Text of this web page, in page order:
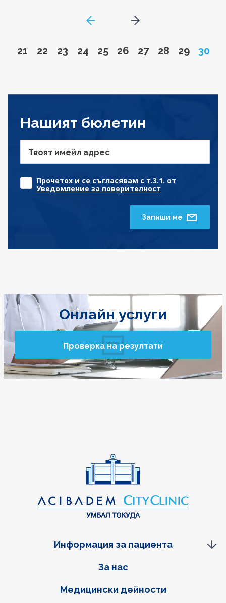
GoToPreviousPage
Go to page
21 Go to page
22 Go to page
23 Go to page
24 Go to page
25 Go to page
26 Go to page
27 Go to page
28 Go to
29 Page
30
Go to next page
Нашият бюлетин
Твоят имейл адрес
Прочетох и се съгласявам с т.3.1. от
Уведомление за поверителност
Запиши ме
Онлайн услуги
Проверка на резултати
Фуутер навигация
За нас
Медицински дейности
Информация за пациента